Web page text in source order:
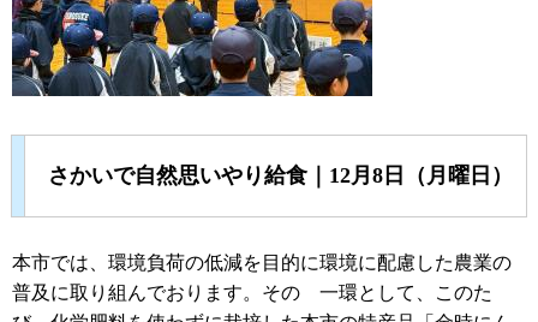
さかいで自然思いやり給食｜12月8日（月曜日）
本市では、環境負荷の低減を目的に環境に配慮した農業の
普及に取り組んでおります。その 一環として、このた